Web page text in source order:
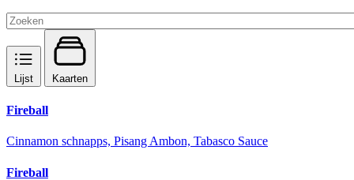
Lijst Kaarten
Fireball
Cinnamon schnapps, Pisang Ambon, Tabasco Sauce
Fireball